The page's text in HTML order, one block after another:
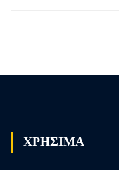
ΧΡΗΣΙΜΑ